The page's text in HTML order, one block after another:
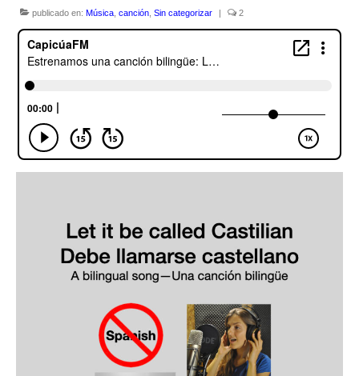
Contacto (vía TecnoTur)
Graba tu mensaje hablado
EditorialTecnoTur.com
Glosariocastellano.com
Advertising
publicado en: Música canción Sin categorizar | 2